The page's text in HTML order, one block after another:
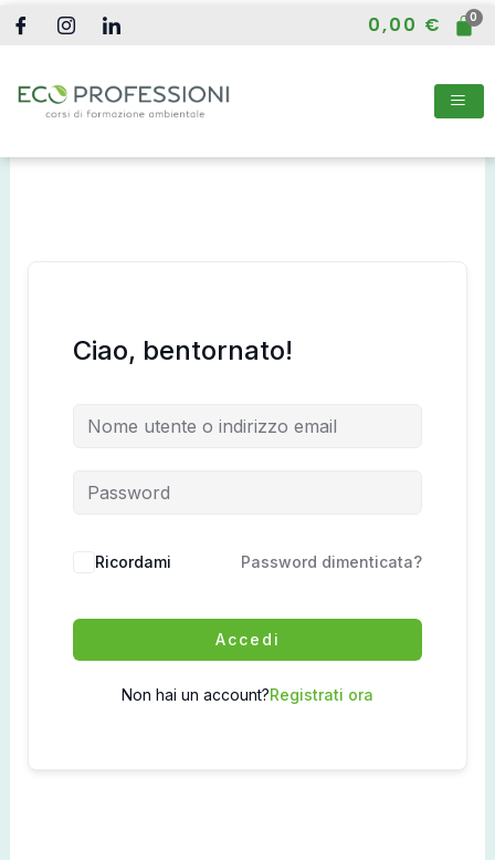
Vai
0,00 €
Ciao, bentornato!
Ricordami Password dimenticata?
Accedi
Non hai un account?Registrati ora